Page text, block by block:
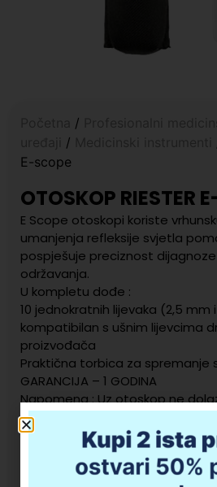
/
/
E-scope
OTOSKOP RIESTER
E Scope otoskopi koriste
umanjenja refleksije svjetla
pospješuje preciznost
održavanja.
U kompletu dođe :
10 jednokratnih lijevaka (2,5 mm
kompatibilan s ušnim lijevcima
proizvođača
Praktična torbica za spremanje
GARANCIJA – 1 GODINA
Napomena : Uz otoskop ne
198,90
Dodaj u korpu